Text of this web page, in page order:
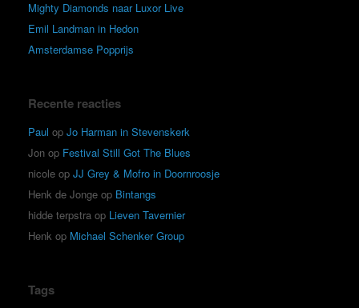
Mighty Diamonds naar Luxor Live
Emil Landman in Hedon
Amsterdamse Popprijs
Recente reacties
Paul op Jo Harman in Stevenskerk
Jon op Festival Still Got The Blues
nicole op JJ Grey & Mofro in Doornroosje
Henk de Jonge op Bintangs
hidde terpstra op Lieven Tavernier
Henk op Michael Schenker Group
Tags